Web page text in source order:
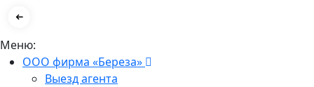
Меню:
ООО фирма «Береза»
Выезд агента